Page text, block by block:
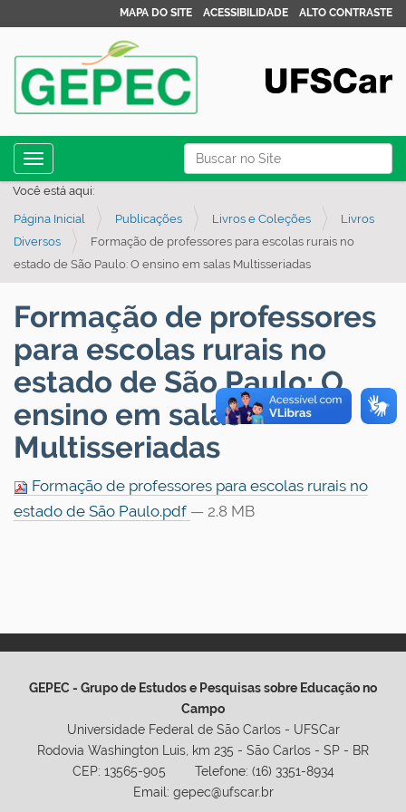
Busca
Busca Avançada…
MAPA DO SITE ACESSIBILIDADE ALTO CONTRASTE
Toggle navigation
Você está aqui:
Página Inicial Publicações Livros e Coleções
Livros
Diversos
Formação de professores para escolas rurais no
estado de São Paulo: O ensino em salas Multisseriadas
Formação de professores
para escolas rurais no
estado de São Paulo: O
ensino em salas
Multisseriadas
Formação de professores para escolas rurais no
estado de São Paulo.pdf — 2.8 MB
GEPEC - Grupo de Estudos e Pesquisas sobre Educação no
Campo
Universidade Federal de São Carlos - UFSCar
Rodovia Washington Luis, km 235 - São Carlos - SP - BR
CEP: 13565-905 Telefone: (16) 3351-8934
Email: gepec@ufscar.br